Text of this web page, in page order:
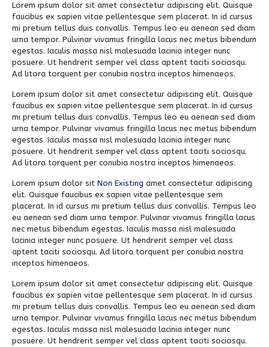
Lorem ipsum dolor sit amet consectetur adipiscing elit. Quisque
faucibus ex sapien vitae pellentesque sem placerat. In id cursus
mi pretium tellus duis convallis. Tempus leo eu aenean sed diam
urna tempor. Pulvinar vivamus fringilla lacus nec metus bibendum
egestas. Iaculis massa nisl malesuada lacinia integer nunc
posuere. Ut hendrerit semper vel class aptent taciti sociosqu.
Ad litora torquent per conubia nostra inceptos himenaeos.
Lorem ipsum dolor sit amet consectetur adipiscing elit. Quisque
faucibus ex sapien vitae pellentesque sem placerat. In id cursus
mi pretium tellus duis convallis. Tempus leo eu aenean sed diam
urna tempor. Pulvinar vivamus fringilla lacus nec metus bibendum
egestas. Iaculis massa nisl malesuada lacinia integer nunc
posuere. Ut hendrerit semper vel class aptent taciti sociosqu.
Ad litora torquent per conubia nostra inceptos himenaeos.
Lorem ipsum dolor sit Non Existing amet consectetur adipiscing
elit. Quisque faucibus ex sapien vitae pellentesque sem
placerat. In id cursus mi pretium tellus duis convallis. Tempus leo
eu aenean sed diam urna tempor. Pulvinar vivamus fringilla lacus
nec metus bibendum egestas. Iaculis massa nisl malesuada
lacinia integer nunc posuere. Ut hendrerit semper vel class
aptent taciti sociosqu. Ad litora torquent per conubia nostra
inceptos himenaeos.
Lorem ipsum dolor sit amet consectetur adipiscing elit. Quisque
faucibus ex sapien vitae pellentesque sem placerat. In id cursus
mi pretium tellus duis convallis. Tempus leo eu aenean sed diam
urna tempor. Pulvinar vivamus fringilla lacus nec metus bibendum
egestas. Iaculis massa nisl malesuada lacinia integer nunc
posuere. Ut hendrerit semper vel class aptent taciti sociosqu.